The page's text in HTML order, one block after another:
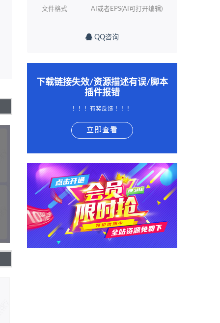
文件格式 AI或者EPS(AI可打开编辑)
QQ咨询
下载链接失效/资源描述有误/脚本
插件报错
！！！有奖反馈 ！！！
立即查看